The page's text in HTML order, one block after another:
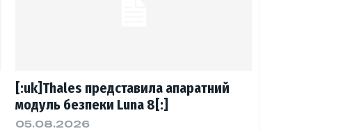
[:uk]Thales представила апаратний
модуль безпеки Luna 8[:]
05.08.2026